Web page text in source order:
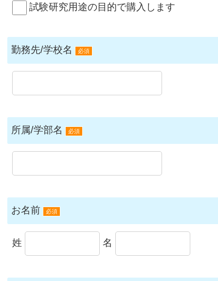
試験研究用途の目的で購入します
勤務先/学校名 必須
所属/学部名 必須
お名前 必須
姓 名